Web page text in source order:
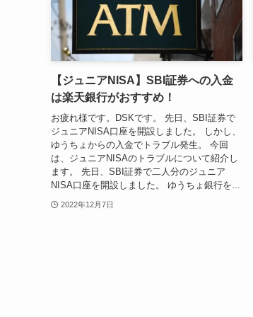
【ジュニアNISA】SBI証券への入金
は楽天銀行がおすすめ！
お疲れ様です。DSKです。 先日、SBI証券で
ジュニアNISA口座を開設しました。 しかし、
ゆうちょからの入金でトラブル発生。 今回
は、ジュニアNISAのトラブルについて紹介し
ます。 先日、SBI証券で二人分のジュニア
NISA口座を開設しました。 ゆうちょ銀行を...
2022年12月7日